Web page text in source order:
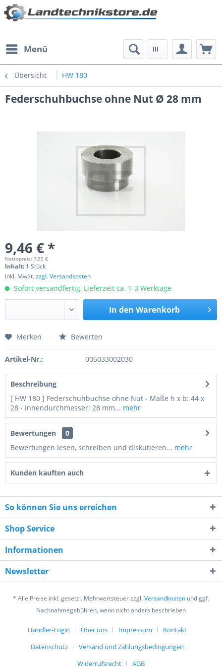
Menü
Übersicht HW 180
Federschuhbuchse ohne Nut Ø 28 mm
9,46 € *
Nettopreis: 7,95 €
Inhalt: 1 Stück
inkl. MwSt.zzgl. Versandkosten
Sofort versandfertig, Lieferzeit ca. 1-3 Werktage
In den Warenkorb
Preis anfragen
4 - 4 = ?
Ich habe die Datenschutzerklärung
verstanden und stimme zu. *
Mit * gekennzeichnete Felder sind Pflichtfelder.
Senden
Merken Bewerten
Artikel-Nr.: 005033002030
Beschreibung
[ HW 180 ] Federschuhbuchse ohne Nut - Maße h x b: 44 x
28 - Innendurchmesser: 28 mm... mehr
Bewertungen
0
Bewertungen lesen, schreiben und diskutieren... mehr
Kunden kauften auch
So können Sie uns erreichen
Shop Service
Informationen
Newsletter
* Alle Preise inkl. gesetzl. Mehrwertsteuer zzgl.Versandkosten und ggf.
Nachnahmegebühren, wenn nicht anders beschrieben
Händler-Login Über uns Impressum
Kontakt
Datenschutz
Versand und Zahlungsbedingungen
Widerrufsrecht
AGB